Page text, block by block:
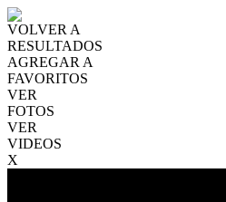
VOLVER A
RESULTADOS
AGREGAR A
FAVORITOS
VER
FOTOS
VER
VIDEOS
X